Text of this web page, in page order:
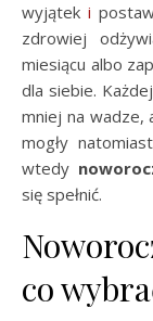
wyjątek i
zdrowiej
miesiącu albo
dla siebie.
mniej na wadze,
mogły
wtedy
się spełnić.
co